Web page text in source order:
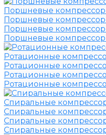
Поршневые
Поршневые
Поршневые
Поршневые
Ротационные
Ротационные
Ротационные
Ротационные
Спиральные
Спиральные
Спиральные
Спиральные